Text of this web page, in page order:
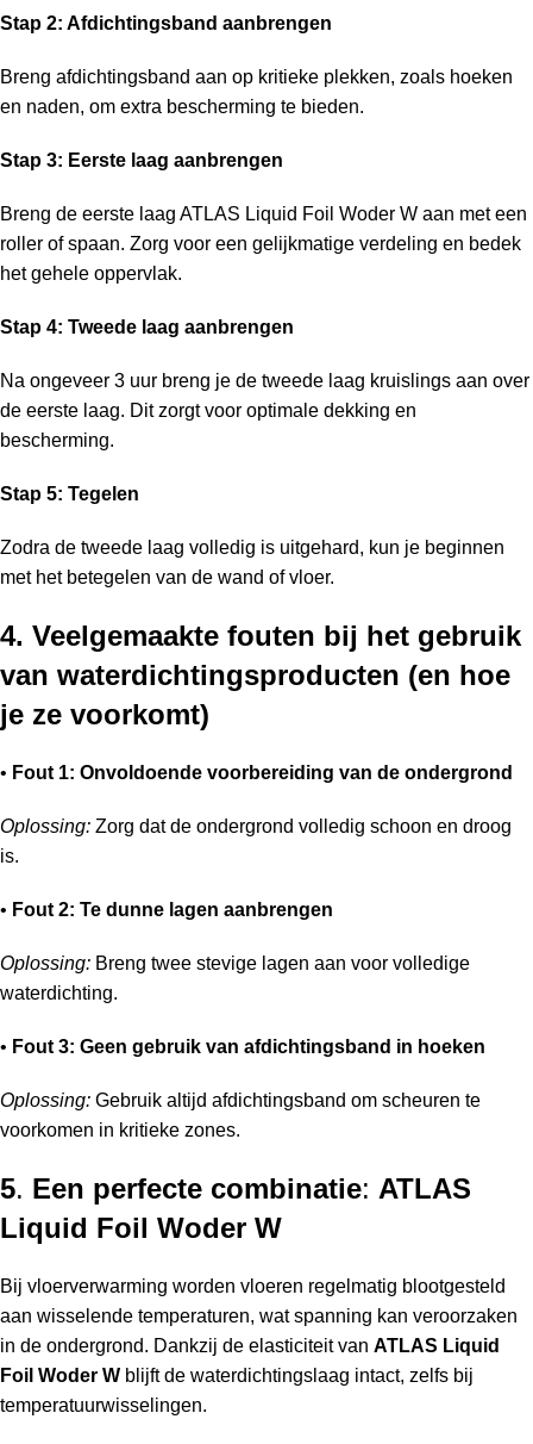
Stap 2: Afdichtingsband aanbrengen
Breng afdichtingsband aan op kritieke plekken, zoals hoeken
en naden, om extra bescherming te bieden.
Stap 3: Eerste laag aanbrengen
Breng de eerste laag ATLAS Liquid Foil Woder W aan met een
roller of spaan. Zorg voor een gelijkmatige verdeling en bedek
het gehele oppervlak.
Stap 4: Tweede laag aanbrengen
Na ongeveer 3 uur breng je de tweede laag kruislings aan over
de eerste laag. Dit zorgt voor optimale dekking en
bescherming.
Stap 5: Tegelen
Zodra de tweede laag volledig is uitgehard, kun je beginnen
met het betegelen van de wand of vloer.
4. Veelgemaakte fouten bij het gebruik
van waterdichtingsproducten (en hoe
je ze voorkomt)
• Fout 1: Onvoldoende voorbereiding van de ondergrond
Oplossing: Zorg dat de ondergrond volledig schoon en droog
is.
• Fout 2: Te dunne lagen aanbrengen
Oplossing: Breng twee stevige lagen aan voor volledige
waterdichting.
• Fout 3: Geen gebruik van afdichtingsband in hoeken
Oplossing: Gebruik altijd afdichtingsband om scheuren te
voorkomen in kritieke zones.
5. Een perfecte combinatie: ATLAS
Liquid Foil Woder W
Bij vloerverwarming worden vloeren regelmatig blootgesteld
aan wisselende temperaturen, wat spanning kan veroorzaken
in de ondergrond. Dankzij de elasticiteit van ATLAS Liquid
Foil Woder W blijft de waterdichtingslaag intact, zelfs bij
temperatuurwisselingen.